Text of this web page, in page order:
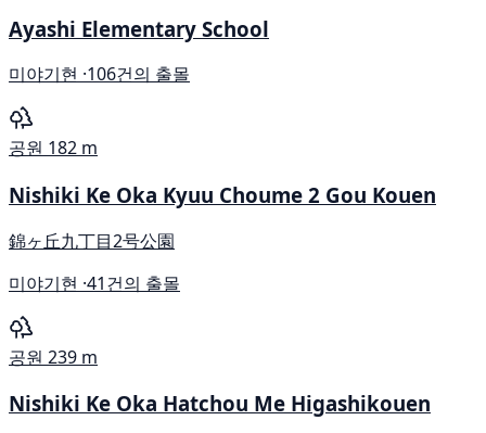
Ayashi Elementary School
미야기현 ·106건의 출몰
공원 182 m
Nishiki Ke Oka Kyuu Choume 2 Gou Kouen
錦ヶ丘九丁目2号公園
미야기현 ·41건의 출몰
공원 239 m
Nishiki Ke Oka Hatchou Me Higashikouen